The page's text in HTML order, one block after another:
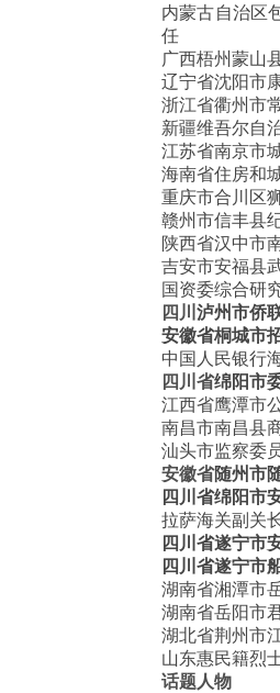
内蒙古自治区
任
广西梧州蒙山
辽宁省沈阳市
浙江省衢州市
新疆维吾尔自
江苏省南京市
海南省住房和
重庆市合川区
赣州市信丰县
陕西省汉中市
吉安市安福县
国资委综合研
四川 泸州市侨
安徽省桐城市
中国人民银行
四川省绵阳市
江西省鹰潭市
南昌市南昌县
汕头市监察委
安徽省随州市
四川省绵阳市
拉萨海关副关
四川省遂宁市
四川省遂宁市
湖南省湘潭市
湖南省岳阳市
湖北省荆州市
山东惠民籍烈
话题人物